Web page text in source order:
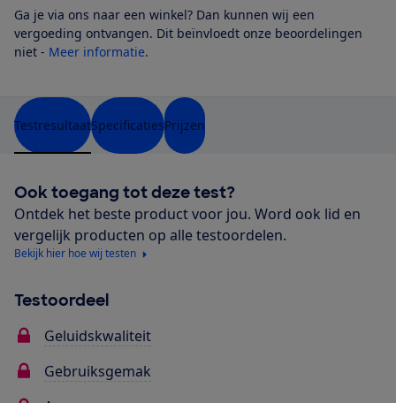
Ga je via ons naar een winkel? Dan kunnen wij een
vergoeding ontvangen. Dit beïnvloedt onze beoordelingen
niet - Meer informatie.
TestresultaatSpecificatiesPrijzen
Ook toegang tot deze test?
Ontdek het beste product voor jou. Word ook lid en
vergelijk producten op alle testoordelen.
Bekijk hier hoe wij testen
Testoordeel
Geluidskwaliteit
Gebruiksgemak